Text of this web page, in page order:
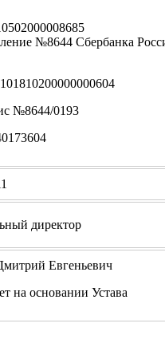
№8644 Сбербанка
№8644/0193
директор
Евгеньевич
на основании Устава